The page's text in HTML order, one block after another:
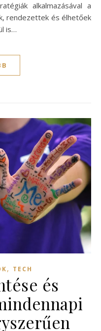
alkalmazásával a
rendezettek és élhetőek
is…
, TECH
és